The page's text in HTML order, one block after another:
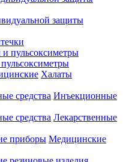
защиты
Халаты
Инъекционные
Лекарственные
Медицинские